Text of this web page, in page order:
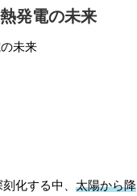
発電の未来
化する中、太陽から降